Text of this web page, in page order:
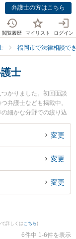
弁護士の方はこちら
閲覧履歴 マイリスト ログイン
福岡市で法律相談で
士
かりました。初回面談
弁護士なども掲載中。
細かな分野での絞り込
田 卓弁護士や福岡つむ
菅本 裕介弁護士のプロ
したい』『初回相談無料
相談予約したい』などで
変更
変更
変更
詳しくは こちら)
6件中 1-6件を表示